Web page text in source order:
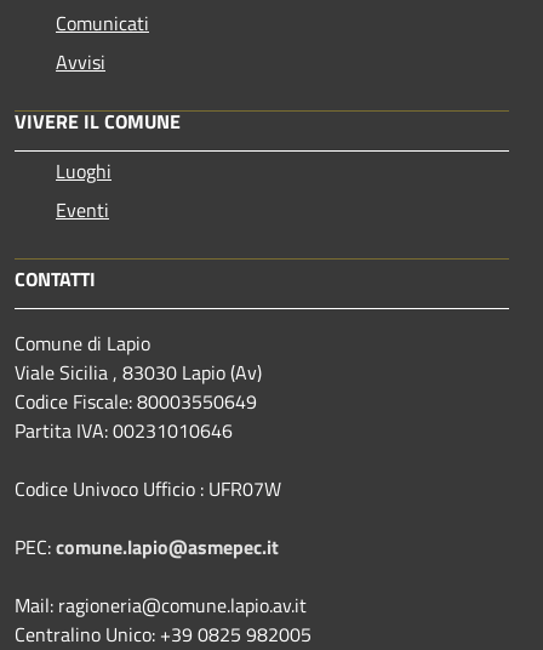
Comunicati
Avvisi
VIVERE IL COMUNE
Luoghi
Eventi
CONTATTI
Comune di Lapio
Viale Sicilia , 83030 Lapio (Av)
Codice Fiscale: 80003550649
Partita IVA: 00231010646
Codice Univoco Ufficio : UFR07W
PEC:comune.lapio@asmepec.it
Mail: ragioneria@comune.lapio.av.it
Centralino Unico: +39 0825 982005